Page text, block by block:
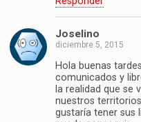
Joselino
diciembre 5, 2015
Hola buenas
comunicados y
la realidad que se
nuestros
gustaría tener sus